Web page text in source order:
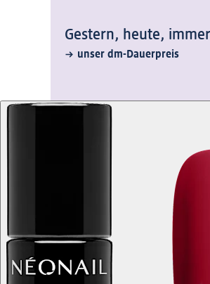
Gestern, heute,
unser dm-Dauerpreis